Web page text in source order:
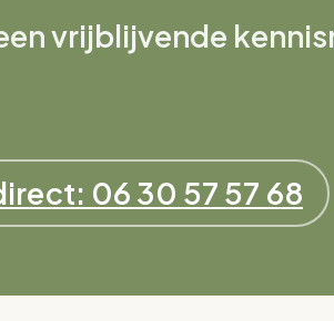
vrijblijvende
06 30 57 57 68